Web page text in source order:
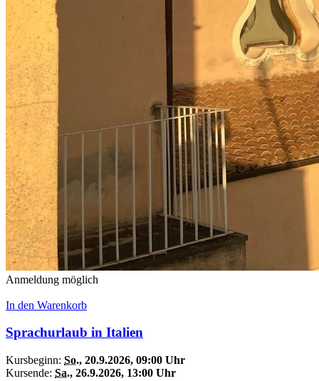
Anmeldung möglich
In den Warenkorb
Sprachurlaub in Italien
Kursbeginn: So., 20.9.2026, 09:00 Uhr
Kursende: Sa., 26.9.2026, 13:00 Uhr